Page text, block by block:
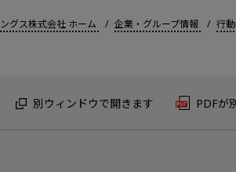
グス株式会社 ホーム 企業・グループ情報 行
別ウィンドウで開きます PDFが